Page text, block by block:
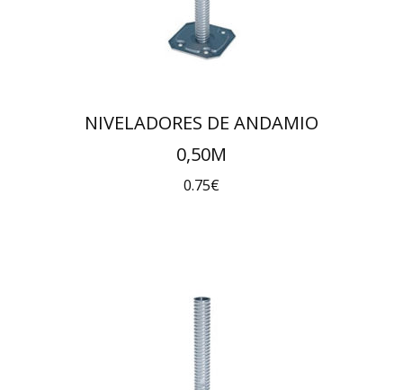
NIVELADORES DE ANDAMIO
0,50M
0.75€